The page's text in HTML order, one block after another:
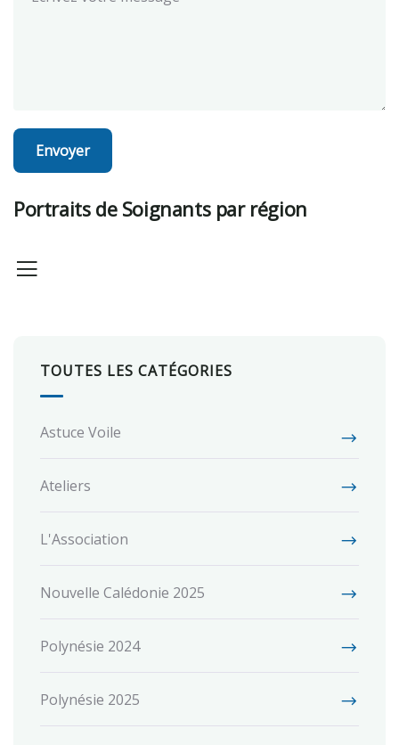
Portraits de Soignants par région
TOUTES LES CATÉGORIES
Astuce Voile
Ateliers
L'Association
Nouvelle Calédonie 2025
Polynésie 2024
Polynésie 2025